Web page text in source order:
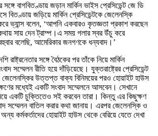
বাগবিতণ্ডায় জড়ান মার্কিন ভাইস প্রেসিডেন্ট জে ডি
জড়িয়ে মার্কিন প্রেসিডেন্টকে জেলেনস্কি
ভ্যান্স বলেন, ‘আপনি একবারও কৃতজ্ঞতা প্রকাশ করছেন
কথায় সায় দেন ট্রাম্প।এ সময় গলার স্বর উঁচু করে
বলেছি, আমেরিকার জনগণকে ধন্যবাদ।’
রাষ্ট্রনেতার সঙ্গে বৈঠকের পর তাঁকে নিয়ে মার্কিন
সম্মেলন রীতি হয়ে দাঁড়িয়েছে। যুক্তরাষ্ট্রের প্রেসিডেন্ট
জেলেনস্কির উত্তপ্ত বাক্য বিনিময়ের পরও হোয়াইট হাউস
মধ্যেই একটি সংবাদ সম্মেলনে আসবেন। সেখানে
একটি চুক্তিতেও সই করবেন তারা। কিন্তু এর কিছুক্ষণ
সম্মেলন বাতিল করার কথা জানায়। এরপর জেলেনস্কি ও
কর্মকর্তাদের হোয়াইট হাউস থেকে বেরিয়ে যেতে দেখা